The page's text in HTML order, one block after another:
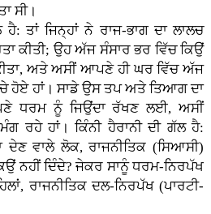
ਸੀ।
ਤਾਂ ਜਿਨ੍ਹਾਂ ਨੇ ਰਾਜ-ਭਾਗ ਦਾ ਲਾਲਚ
ਕੀਤੀ; ਉਹ ਅੱਜ ਸੰਸਾਰ ਭਰ ਵਿੱਚ ਕਿਉਂ
ਅਤੇ ਅਸੀਂ ਆਪਣੇ ਹੀ ਘਰ ਵਿੱਚ ਅੱਜ
ਹੋਏ ਹਾਂ। ਸਾਡੇ ਉਸ ਤਪ ਅਤੇ ਤਿਆਗ ਦਾ
ਧਰਮ ਨੂੰ ਜਿਉਂਦਾ ਰੱਖਣ ਲਈ, ਅਸੀਂ
ਰਹੇ ਹਾਂ। ਕਿੰਨੀ ਹੈਰਾਨੀ ਦੀ ਗੱਲ ਹੈ:
ਦੇਣ ਵਾਲੇ ਲੋਕ, ਰਾਜਨੀਤਿਕ (ਸਿਆਸੀ)
ਨਹੀਂ ਦਿੰਦੇ? ਜੇਕਰ ਸਾਨੂੰ ਧਰਮ-ਨਿਰਪੱਖ
ਰਾਜਨੀਤਿਕ ਦਲ-ਨਿਰਪੱਖ (ਪਾਰਟੀ-